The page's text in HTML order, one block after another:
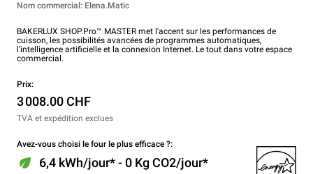
Nom commercial: Elena.Matic
BAKERLUX SHOP.Pro™ MASTER met l'accent sur les performances de
cuisson, les possibilités avancées de programmes automatiques,
l’intelligence artificielle et la connexion Internet. Le tout dans votre espace
commercial.
Prix:
3 008.00 CHF
TVA et expédition exclues
Avez-vous choisi le four le plus efficace ?:
6,4 kWh/jour* - 0 Kg CO2/jour*